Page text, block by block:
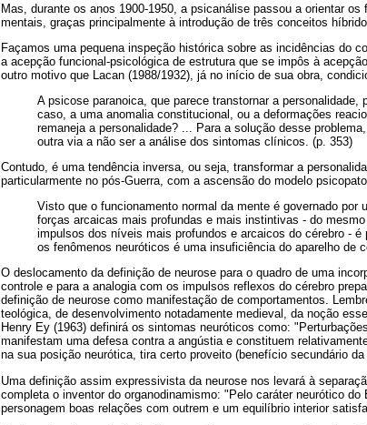
Mas, durante os anos 1900-1950, a psicanálise passou a orientar
mentais, graças principalmente à introdução de três conceitos
Façamos uma pequena inspeção histórica sobre as incidências do
a acepção funcional-psicológica de estrutura que se impôs à
outro motivo que Lacan (1988/1932), já no início de sua obra,
A psicose paranoica, que parece transtornar a
caso, a uma anomalia constitucional, ou a deformações
remaneja a personalidade? ... Para a solução desse
outra via a não ser a análise dos sintomas clínicos. (p. 353)
Contudo, é uma tendência inversa, ou seja, transformar a
particularmente no pós-Guerra, com a ascensão do modelo
Visto que o funcionamento normal da mente é governado por
forças arcaicas mais profundas e mais instintivas - do
impulsos dos níveis mais profundos e arcaicos do cérebro -
os fenômenos neuróticos é uma insuficiência do aparelho de
O deslocamento da definição de neurose para o quadro de uma
controle e para a analogia com os impulsos reflexos do cérebro
definição de neurose como manifestação de comportamentos.
teológica, de desenvolvimento notadamente medieval, da noção
Henry Ey (1963) definirá os sintomas neuróticos como:
manifestam uma defesa contra a angústia e constituem
na sua posição neurótica, tira certo proveito (benefício secundário
Uma definição assim expressivista da neurose nos levará à
completa o inventor do organodinamismo: "Pelo caráter neurótico
personagem boas relações com outrem e um equilíbrio interior